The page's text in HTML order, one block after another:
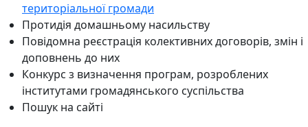
територіальної громади
Протидія домашньому насильству
Повідомна реєстрація колективних договорів, змін і
доповнень до них
Конкурс з визначення програм, розроблених
інститутами громадянського суспільства
Пошук на сайті